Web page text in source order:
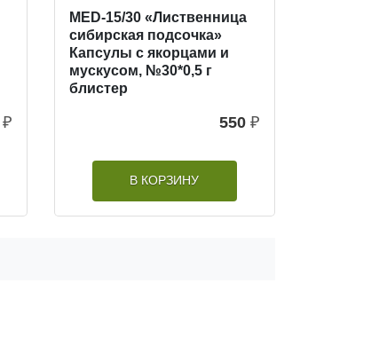
₽
MED-15/30 «Лиственница
сибирская подсочка»
Капсулы с якорцами и
мускусом, №30*0,5 г
блистер
550 ₽
В КОРЗИНУ